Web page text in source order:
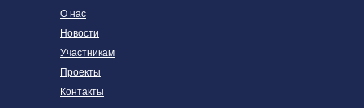
О нас
Новости
Участникам
Проекты
Контакты